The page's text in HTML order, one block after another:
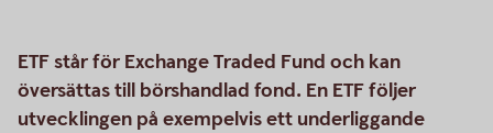
ETF står för Exchange Traded Fund och kan
översättas till börshandlad fond. En ETF följer
utvecklingen på exempelvis ett underliggande